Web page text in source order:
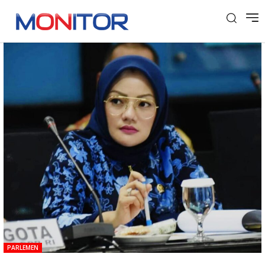
Tag: Politisi Fraksi Partai Golkar
PARLEMEN